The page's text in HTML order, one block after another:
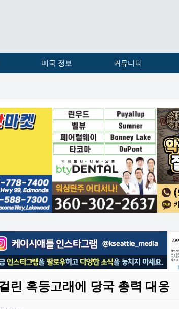
미국 정보 커뮤니티
린 혹등고래에 당국 총력 대응